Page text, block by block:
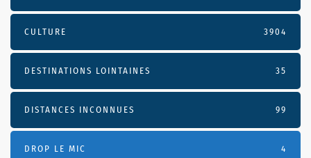
CULTURE 3904
DESTINATIONS LOINTAINES 35
DISTANCES INCONNUES 99
DROP LE MIC 4